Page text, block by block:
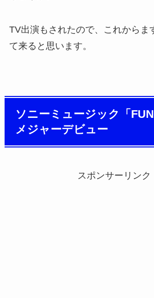
TV出演もされたので、これからま
て来ると思います。
ソニーミュージック「
メジャーデビュー
スポンサーリンク